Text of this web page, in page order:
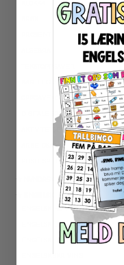
KARTLEGGING
OPPGAVEKORT
DIGITALE SPILL
AKTIVITETSPAKKER
ARBEIDSARK
ENGELSK HØYFREKVENTE ORD
ENGELSK LESEFORSTÅELSE
ENGELSK LESING
ENGELSK SKRIVING